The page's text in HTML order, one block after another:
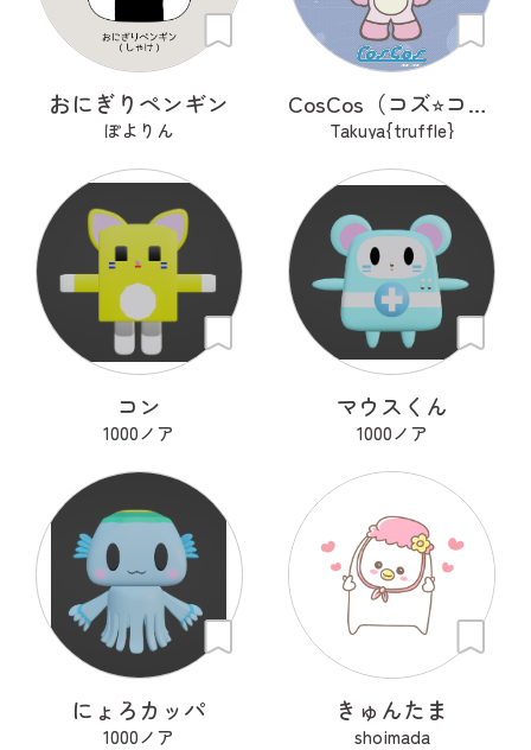
おにぎりペンギン
ぽよりん
CosCos（コズ⭐︎コス）
Takuya{truffle}
コン
1000ノア
マウスくん
1000ノア
にょろカッパ
1000ノア
きゅんたま
shoimada